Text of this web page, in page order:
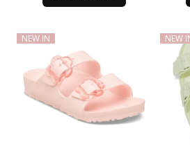
NEW
NEW IN